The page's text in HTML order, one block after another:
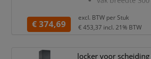
inliggende
Elke deur is
per vak een
€ 374,69
excl. BTW per Stuk
€ 453,37 incl. 21% BTW
locker voor scheiding